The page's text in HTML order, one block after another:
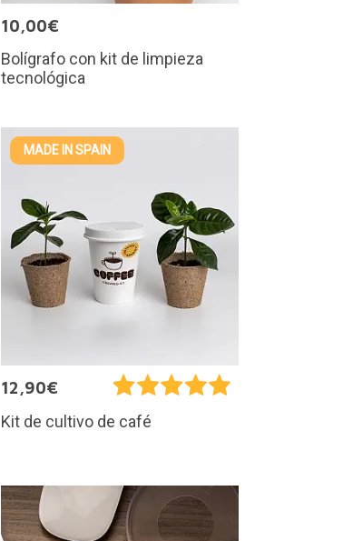
10,00€
Bolígrafo con kit de limpieza
tecnológica
MADE IN SPAIN
12,90€
Kit de cultivo de café